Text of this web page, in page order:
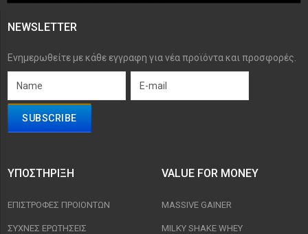
NEWSLETTER
Ενημερωθείτε με κάθε εγγραφη για νέα προϊόντα και προσφορές.
ΥΠΟΣΤΉΡΙΞΗ
ΕΠΙΣΤΡΟΦΈΣ ΠΡΟΙΟΝΤΩΝ
ΣΥΧΝΈΣ ΕΡΩΤΉΣΕΙΣ
VALUE FOR MONEY
MASSIVE GAINER
MILKY SHAKE WHEY